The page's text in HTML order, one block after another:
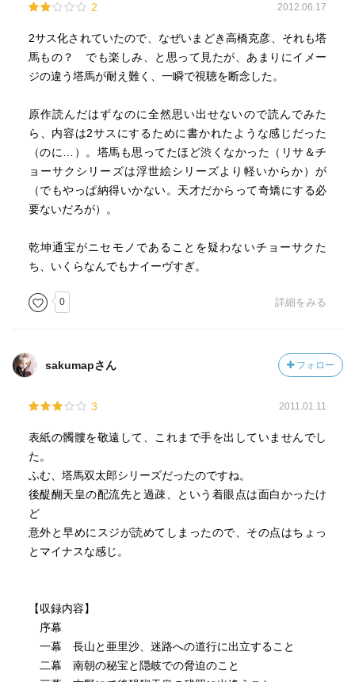
2 2012.06.17
2サス化されていたので、なぜいまどき高橋克彦、それも塔
馬もの？ でも楽しみ、と思って見たが、あまりにイメー
ジの違う塔馬が耐え難く、一瞬で視聴を断念した。
原作読んだはずなのに全然思い出せないので読んでみた
ら、内容は2サスにするために書かれたような感じだった
（のに…）。塔馬も思ってたほど渋くなかった（リサ＆チ
ョーサクシリーズは浮世絵シリーズより軽いからか）が
（でもやっぱ納得いかない。天才だからって奇矯にする必
要ないだろが）。
乾坤通宝がニセモノであることを疑わないチョーサクた
ち、いくらなんでもナイーヴすぎ。
0 詳細をみる
sakumapさん フォロー
3 2011.01.11
表紙の髑髏を敬遠して、これまで手を出していませんでし
た。
ふむ、塔馬双太郎シリーズだったのですね。
後醍醐天皇の配流先と過疎、という着眼点は面白かったけ
ど
意外と早めにスジが読めてしまったので、その点はちょっ
とマイナスな感じ。
【収録内容】
序幕
一幕 長山と亜里沙、迷路への道行に出立すること
二幕 南朝の秘宝と隠岐での脅迫のこと